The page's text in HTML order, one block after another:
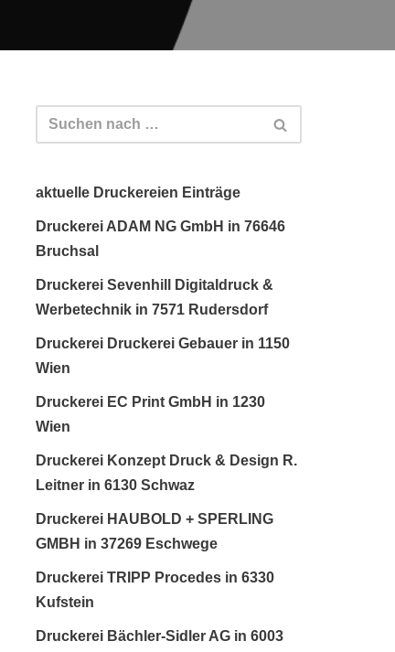
aktuelle Druckereien Einträge
Druckerei ADAM NG GmbH in 76646
Bruchsal
Druckerei Sevenhill Digitaldruck &
Werbetechnik in 7571 Rudersdorf
Druckerei Druckerei Gebauer in 1150
Wien
Druckerei EC Print GmbH in 1230
Wien
Druckerei Konzept Druck & Design R.
Leitner in 6130 Schwaz
Druckerei HAUBOLD + SPERLING
GMBH in 37269 Eschwege
Druckerei TRIPP Procedes in 6330
Kufstein
Druckerei Bächler-Sidler AG in 6003